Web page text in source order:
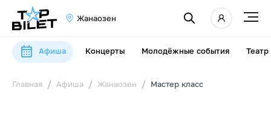
Жанаозен
Афиша Концерты Молодёжные события Театр
Главная Афиша Жанаозен Мастер класс